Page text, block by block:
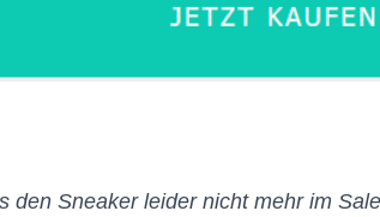
den Sneaker leider nicht mehr im